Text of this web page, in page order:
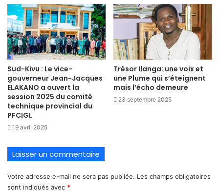
Sud-Kivu : Le vice-
gouverneur Jean-Jacques
ELAKANO a ouvert la
session 2025 du comité
technique provincial du
PFCIGL
19 avril 2025
Trésor Ilanga: une voix et
une Plume qui s’éteignent
mais l’écho demeure
23 septembre 2025
Laisser un commentaire
Votre adresse e-mail ne sera pas publiée. Les champs obligatoires
sont indiqués avec *